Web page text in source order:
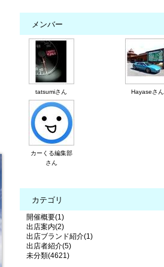
メンバー
tatsumiさん Hayaseさん
カーくる編集部
さん
カテゴリ
開催概要(1)
出店案内(2)
出店ブランド紹介(1)
出店者紹介(5)
未分類(4621)